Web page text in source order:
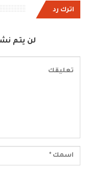
اترك رد
لن يتم